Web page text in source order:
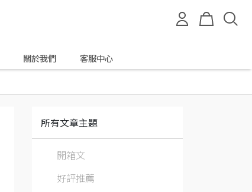
關於我們 客服中心
所有文章主題
開箱文
好評推薦